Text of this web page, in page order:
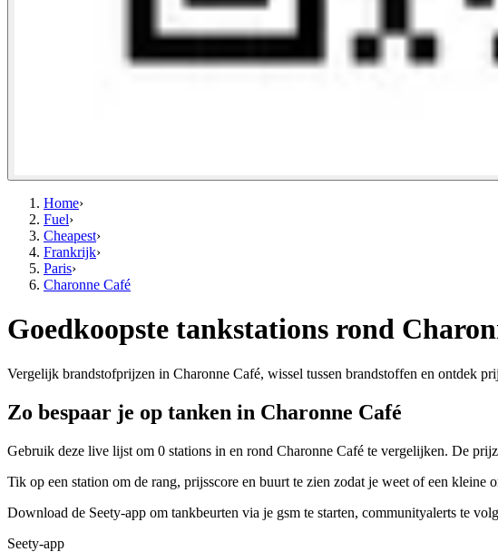
Home›
Fuel›
Cheapest›
Frankrijk›
Paris›
Charonne Café
Goedkoopste tankstations rond
Vergelijk brandstofprijzen in Charonne Café, wissel tussen brandstoffen en ontdek
Zo bespaar je op tanken in Charonne Café
Gebruik deze live lijst om 0 stations in en rond Charonne Café te vergelijken. De
Tik op een station om de rang, prijsscore en buurt te zien zodat je weet of een kleine
Download de Seety-app om tankbeurten via je gsm te starten, communityalerts te
Seety-app